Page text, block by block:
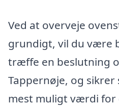
Ved at overveje
grundigt, vil du være
træffe en beslutning
Tappernøje, og
mest muligt værdi for